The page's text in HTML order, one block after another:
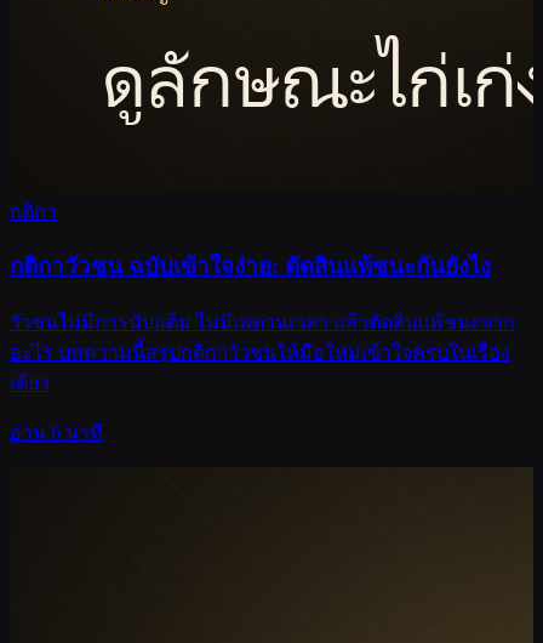
กติกา
กติกาวัวชน ฉบับเข้าใจง่าย: ตัดสินแพ้ชนะกันยังไง
วัวชนไม่มีการนับแต้ม ไม่มีเพดานเวลา แล้วตัดสินแพ้ชนะจาก
อะไร บทความนี้สรุปกติกาวัวชนให้มือใหม่เข้าใจครบในเรื่อง
เดียว
อ่าน 6 นาที